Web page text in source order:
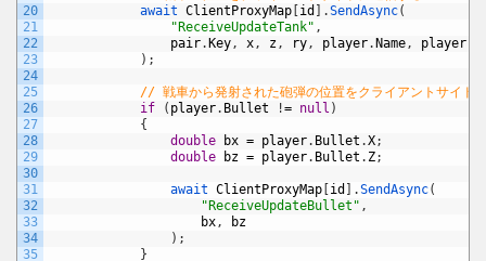
20
21
22
23
24
25
26
27
28
29
30
31
32
33
34
35
await ClientProxyMap id .SendAsync(
"ReceiveUpdateTank" ,
pair. Key, x, z, ry, player. Name, player
) ;
// 戦車から発射された砲弾の位置をクライアントサイド
if
( player. Bullet != null )
{
double
bx = player. Bullet .X;
double
bz = player. Bullet . Z;
await ClientProxyMap id .SendAsync(
"ReceiveUpdateBullet" ,
bx,
bz
) ;
}